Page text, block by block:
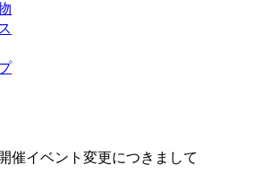
催イベント変更につきまして